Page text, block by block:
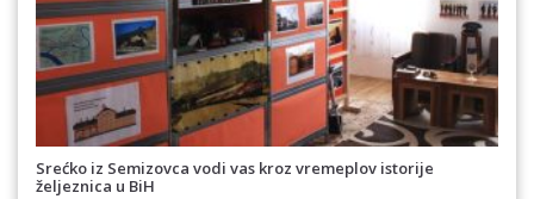
Srećko iz Semizovca vodi vas kroz vremeplov istorije
željeznica u BiH